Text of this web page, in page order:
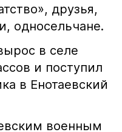
друзья,
односельчане.
в селе
и поступил
в Енотаевский
военным